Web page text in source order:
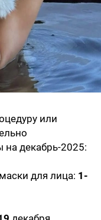
или
на декабрь-2025:
для лица: 1-